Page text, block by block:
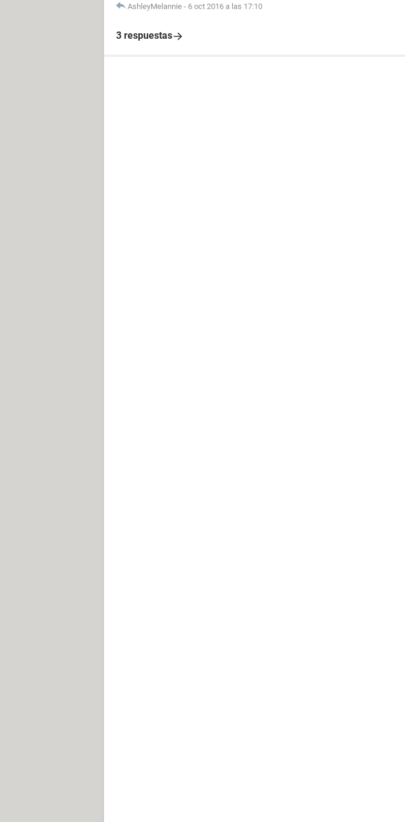
AshleyMelannie - 6 oct 2016 a las 17:10
3 respuestas